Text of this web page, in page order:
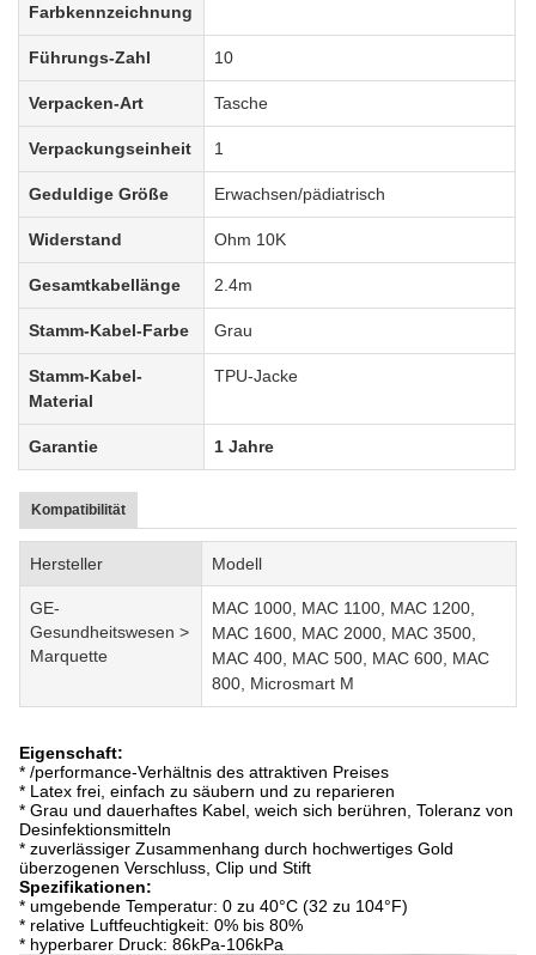
Farbkennzeichnung
Führungs-Zahl 10
Verpacken-Art Tasche
Verpackungseinheit 1
Geduldige Größe Erwachsen/pädiatrisch
Widerstand Ohm 10K
Gesamtkabellänge 2.4m
Stamm-Kabel-Farbe Grau
Stamm-Kabel-
Material
TPU-Jacke
Garantie 1 Jahre
Kompatibilität
Hersteller Modell
GE-
Gesundheitswesen >
Marquette
MAC 1000, MAC 1100, MAC 1200,
MAC 1600, MAC 2000, MAC 3500,
MAC 400, MAC 500, MAC 600, MAC
800, Microsmart M
Eigenschaft:
* /performance-Verhältnis des attraktiven Preises
* Latex frei, einfach zu säubern und zu reparieren
* Grau und dauerhaftes Kabel, weich sich berühren, Toleranz von
Desinfektionsmitteln
* zuverlässiger Zusammenhang durch hochwertiges Gold
überzogenen Verschluss, Clip und Stift
Spezifikationen:
* umgebende Temperatur: 0 zu 40°C (32 zu 104°F)
* relative Luftfeuchtigkeit: 0% bis 80%
* hyperbarer Druck: 86kPa-106kPa